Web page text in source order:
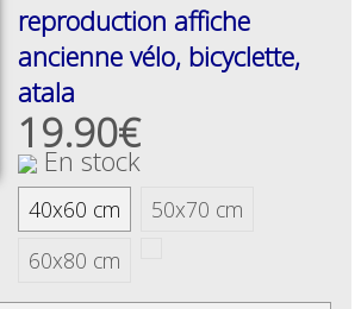
reproduction affiche
ancienne vélo, bicyclette,
atala
19.90€
En stock
40x60 cm
50x70 cm
60x80 cm